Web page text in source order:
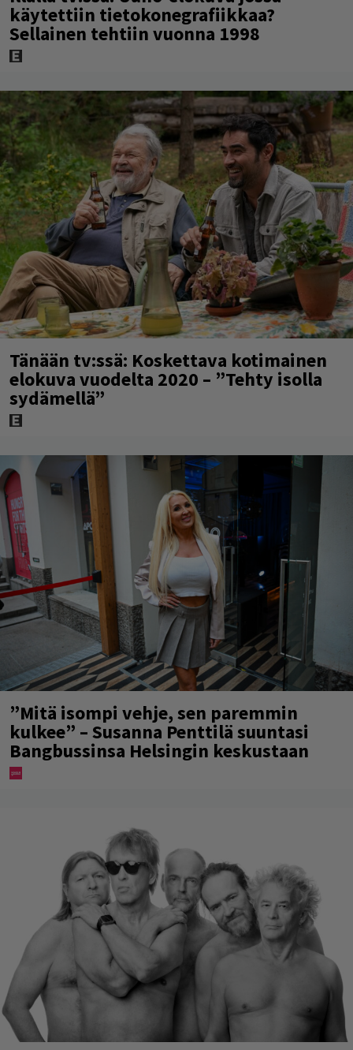
käytettiin tietokonegrafiikkaa?
Sellainen tehtiin vuonna 1998
Tänään tv:ssä: Koskettava kotimainen
elokuva vuodelta 2020 – ”Tehty isolla
sydämellä”
”Mitä isompi vehje, sen paremmin
kulkee” – Susanna Penttilä suuntasi
Bangbussinsa Helsingin keskustaan